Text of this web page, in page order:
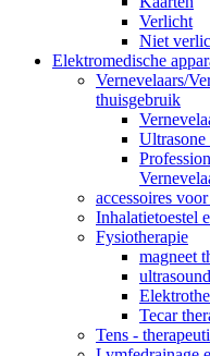
Verlicht
Niet
Elektromedische
Vernevelaars/
thuisgebruik
Ultrasone
accessoires
Inhalatietoestel
Fysiotherapie
magneet
Tecar
Tens -